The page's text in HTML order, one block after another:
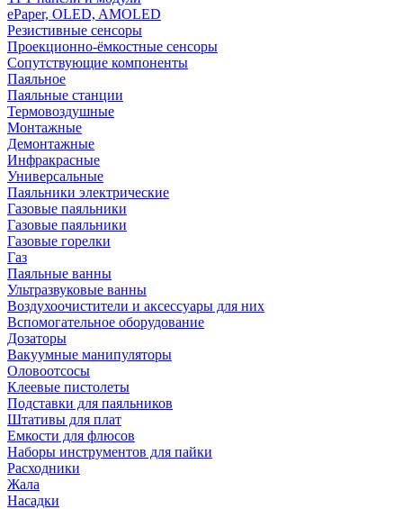
ePaper, OLED, AMOLED
Резистивные сенсоры
Проекционно-ёмкостные сенсоры
Сопутствующие компоненты
Паяльное
Паяльные станции
Термовоздушные
Монтажные
Демонтажные
Инфракрасные
Универсальные
Паяльники электрические
Газовые паяльники
Газовые паяльники
Газовые горелки
Газ
Паяльные ванны
Ультразвуковые ванны
Воздухоочистители и аксессуары для них
Вспомогательное оборудование
Дозаторы
Вакуумные манипуляторы
Оловоотсосы
Клеевые пистолеты
Подставки для паяльников
Штативы для плат
Емкости для флюсов
Наборы инструментов для пайки
Расходники
Жала
Насадки